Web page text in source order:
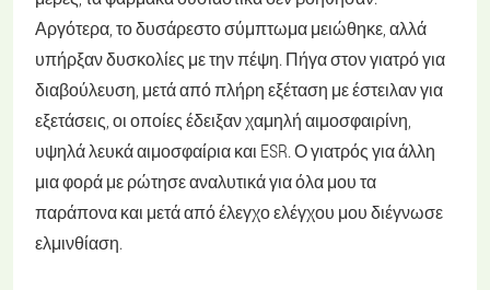
Αργότερα, το δυσάρεστο σύμπτωμα μειώθηκε, αλλά
υπήρξαν δυσκολίες με την πέψη. Πήγα στον γιατρό για
διαβούλευση, μετά από πλήρη εξέταση με έστειλαν για
εξετάσεις, οι οποίες έδειξαν χαμηλή αιμοσφαιρίνη,
υψηλά λευκά αιμοσφαίρια και ESR. Ο γιατρός για άλλη
μια φορά με ρώτησε αναλυτικά για όλα μου τα
παράπονα και μετά από έλεγχο ελέγχου μου διέγνωσε
ελμινθίαση.